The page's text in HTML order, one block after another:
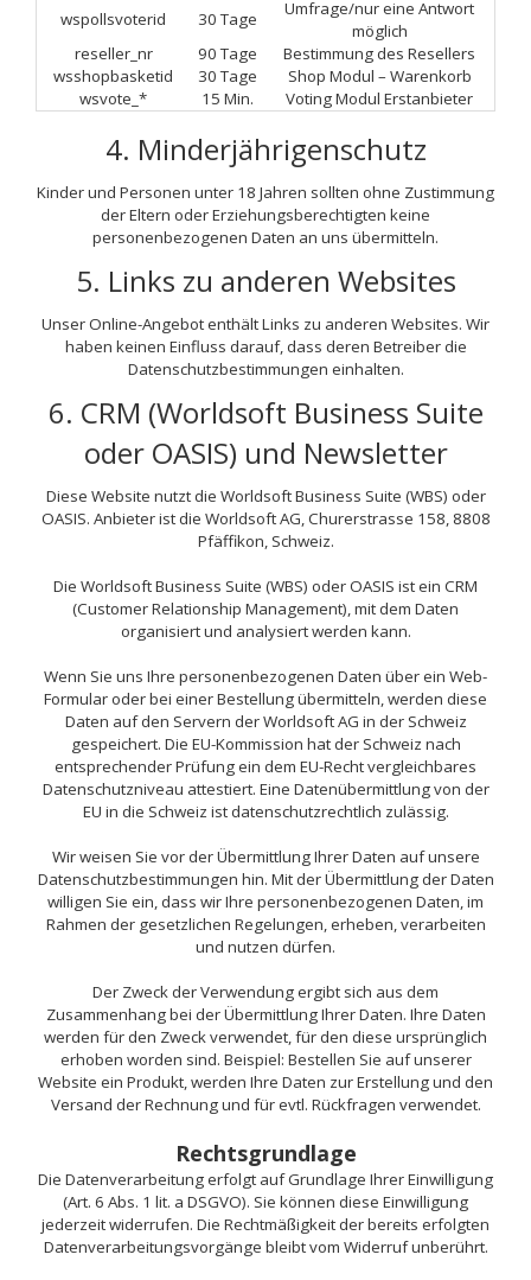
wspollsvoterid 30 Tage
Umfrage/nur eine Antwort
möglich
reseller_nr
90 Tage
Bestimmung des Resellers
wsshopbasketid
30 Tage
Shop Modul – Warenkorb
wsvote_*
15 Min. Voting Modul Erstanbieter
4. Minderjährigenschutz
Kinder und Personen unter 18 Jahren sollten ohne Zustimmung
der Eltern oder Erziehungsberechtigten keine
personenbezogenen Daten an uns übermitteln.
5. Links zu anderen Websites
Unser Online-Angebot enthält Links zu anderen Websites. Wir
haben keinen Einfluss darauf, dass deren Betreiber die
Datenschutzbestimmungen einhalten.
6. CRM (Worldsoft Business Suite
oder OASIS) und Newsletter
Diese Website nutzt die Worldsoft Business Suite (WBS) oder
OASIS. Anbieter ist die Worldsoft AG, Churerstrasse 158, 8808
Pfäffikon, Schweiz.
Die Worldsoft Business Suite (WBS) oder OASIS ist ein CRM
(Customer Relationship Management), mit dem Daten
organisiert und analysiert werden kann.
Wenn Sie uns Ihre personenbezogenen Daten über ein Web-
Formular oder bei einer Bestellung übermitteln, werden diese
Daten auf den Servern der Worldsoft AG in der Schweiz
gespeichert. Die EU-Kommission hat der Schweiz nach
entsprechender Prüfung ein dem EU-Recht vergleichbares
Datenschutzniveau attestiert. Eine Datenübermittlung von der
EU in die Schweiz ist datenschutzrechtlich zulässig.
Wir weisen Sie vor der Übermittlung Ihrer Daten auf unsere
Datenschutzbestimmungen hin. Mit der Übermittlung der Daten
willigen Sie ein, dass wir Ihre personenbezogenen Daten, im
Rahmen der gesetzlichen Regelungen, erheben, verarbeiten
und nutzen dürfen.
Der Zweck der Verwendung ergibt sich aus dem
Zusammenhang bei der Übermittlung Ihrer Daten. Ihre Daten
werden für den Zweck verwendet, für den diese ursprünglich
erhoben worden sind. Beispiel: Bestellen Sie auf unserer
Website ein Produkt, werden Ihre Daten zur Erstellung und den
Versand der Rechnung und für evtl. Rückfragen verwendet.
Rechtsgrundlage
Die Datenverarbeitung erfolgt auf Grundlage Ihrer Einwilligung
(Art. 6 Abs. 1 lit. a DSGVO). Sie können diese Einwilligung
jederzeit widerrufen. Die Rechtmäßigkeit der bereits erfolgten
Datenverarbeitungsvorgänge bleibt vom Widerruf unberührt.